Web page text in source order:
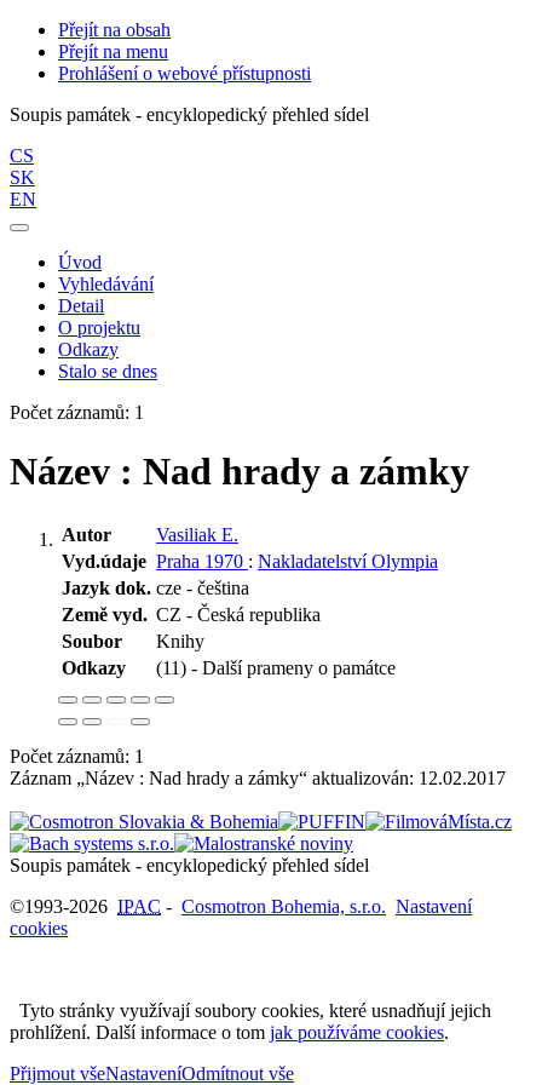
Přejít na obsah
Přejít na menu
Prohlášení o webové přístupnosti
Soupis památek - encyklopedický přehled sídel
CS
SK
EN
Úvod
Vyhledávání
Detail
O projektu
Odkazy
Stalo se dnes
Počet záznamů: 1
Název : Nad hrady a zámky
Autor
Vasiliak E.
Vyd.údaje Praha 1970 : Nakladatelství Olympia
Jazyk dok. cze - čeština
Země vyd. CZ - Česká republika
Soubor
Knihy
Odkazy
(11) - Další prameny o památce
Počet záznamů: 1
Záznam „Název : Nad hrady a zámky“ aktualizován: 12.02.2017
Soupis památek - encyklopedický přehled sídel
©1993-2026 IPAC - Cosmotron Bohemia, s.r.o. Nastavení
cookies
Tyto stránky využívají soubory cookies, které usnadňují jejich
prohlížení. Další informace o tom jak používáme cookies.
Přijmout všeNastaveníOdmítnout vše